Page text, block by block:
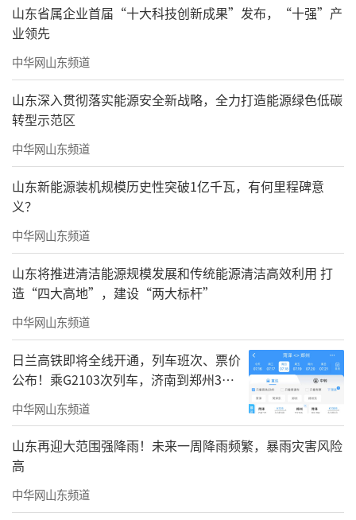
山东省属企业首届“十大科技创新成果”发布，“十强”产
业领先
中华网山东频道
山东深入贯彻落实能源安全新战略，全力打造能源绿色低碳
转型示范区
中华网山东频道
山东新能源装机规模历史性突破1亿千瓦，有何里程碑意
义？
中华网山东频道
山东将推进清洁能源规模发展和传统能源清洁高效利用 打
造“四大高地”，建设“两大标杆”
中华网山东频道
日兰高铁即将全线开通，列车班次、票价
公布！乘G2103次列车，济南到郑州3小
时到达
中华网山东频道
山东再迎大范围强降雨！未来一周降雨频繁，暴雨灾害风险
高
中华网山东频道